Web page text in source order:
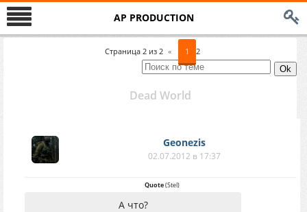
AP PRODUCTION
Страница 2 из 2 « 1 2
Dead World
Geonezis
02.07.2012 в 17:37
Quote(Stel)
А что?